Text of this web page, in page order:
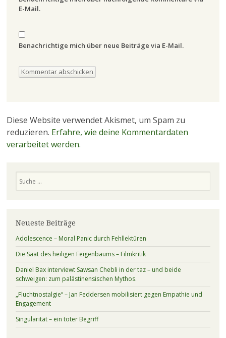
E-Mail.
Benachrichtige mich über neue Beiträge via E-Mail.
Diese Website verwendet Akismet, um Spam zu
reduzieren. Erfahre, wie deine Kommentardaten
verarbeitet werden.
Neueste Beiträge
Adolescence – Moral Panic durch Fehllektüren
Die Saat des heiligen Feigenbaums – Filmkritik
Daniel Bax interviewt Sawsan Chebli in der taz – und beide
schweigen: zum palästinensischen Mythos.
„Fluchtnostalgie“ – Jan Feddersen mobilisiert gegen Empathie und
Engagement
Singularität – ein toter Begriff